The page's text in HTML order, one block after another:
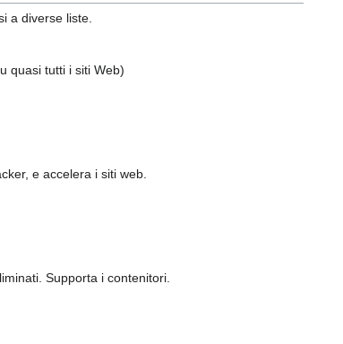
a diverse liste.
quasi tutti i siti Web)
e accelera i siti web.
Supporta i contenitori.